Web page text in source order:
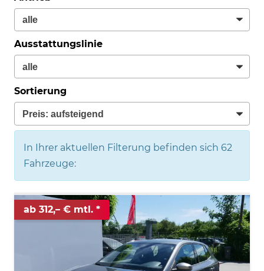
Ausstattungslinie
Sortierung
In Ihrer aktuellen Filterung befinden sich 62
Fahrzeuge:
ab 312,– € mtl.